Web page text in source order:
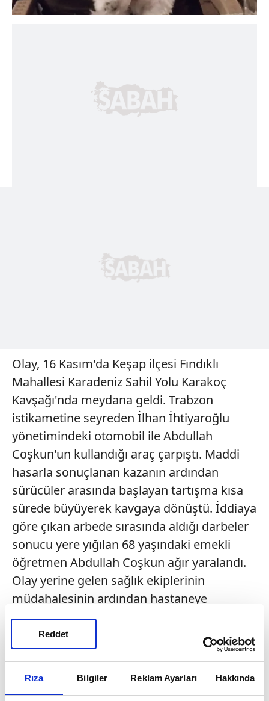
Rıza Bilgiler Reklam Ayarları Hakkında
Reddet
Olay, 16 Kasım'da Keşap ilçesi Fındıklı
Mahallesi Karadeniz Sahil Yolu Karakoç
Kavşağı'nda meydana geldi. Trabzon
istikametine seyreden İlhan İhtiyaroğlu
yönetimindeki otomobil ile Abdullah
Coşkun'un kullandığı araç çarpıştı. Maddi
hasarla sonuçlanan kazanın ardından
sürücüler arasında başlayan tartışma kısa
sürede büyüyerek kavgaya dönüştü. İddiaya
göre çıkan arbede sırasında aldığı darbeler
sonucu yere yığılan 68 yaşındaki emekli
öğretmen Abdullah Coşkun ağır yaralandı.
Olay yerine gelen sağlık ekiplerinin
müdahalesinin ardından hastaneye
kaldırılan Coşkun, doktorların tüm çabasına
rağmen kurtarılamadı. Olay sonrası
gözaltına alınan İlhan İhtiyaroğlu ise
çıkarıldığı mahkemece tutuklandı.